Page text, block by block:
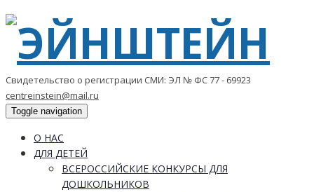
Свидетельство о регистрации СМИ: ЭЛ № ФС 77 - 69923
centreinstein@mail.ru
Toggle navigation
О НАС
ДЛЯ ДЕТЕЙ
ВСЕРОССИЙСКИЕ КОНКУРСЫ ДЛЯ
ДОШКОЛЬНИКОВ